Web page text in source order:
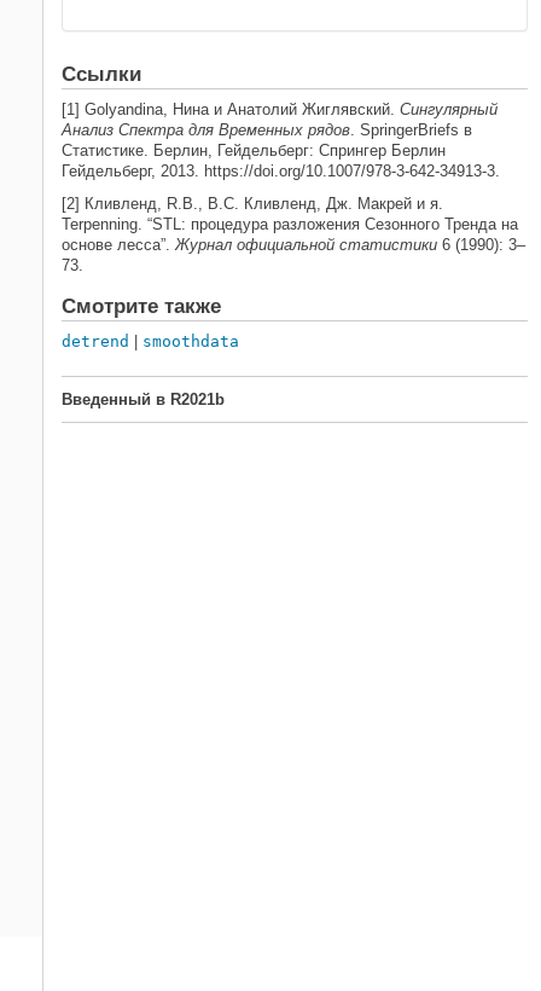
Ссылки
[1] Golyandina, Нина и Анатолий Жиглявский. Сингулярный
Анализ Спектра для Временных рядов . SpringerBriefs в
Статистике. Берлин, Гейдельберг: Спрингер Берлин
Гейдельберг, 2013. https://doi.org/10.1007/978-3-642-34913-3.
[2] Кливленд, R.B., В.С. Кливленд, Дж. Макрей и я.
Terpenning. “STL: процедура разложения Сезонного Тренда на
основе лесса”. Журнал официальной статистики 6 (1990): 3–
73.
Смотрите также
detrend | smoothdata
Введенный в R2021b